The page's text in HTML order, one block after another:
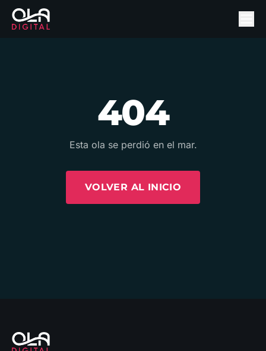
404
Esta ola se perdió en el mar.
VOLVER AL INICIO